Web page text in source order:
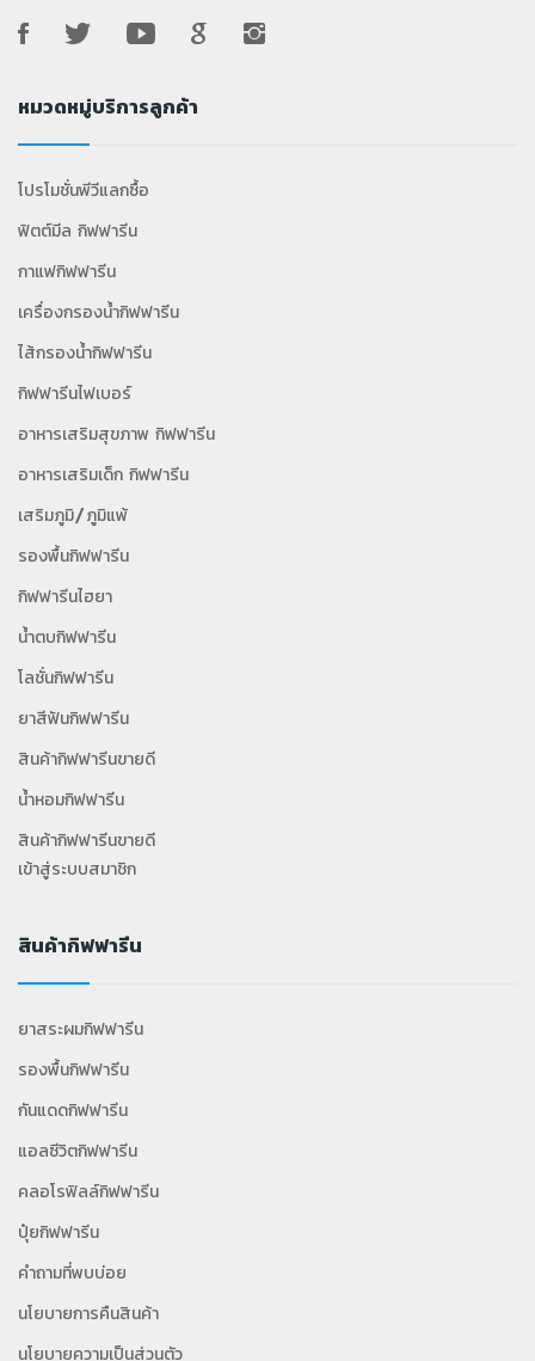
หมวดหมู่บริการลูกค้า
โปรโมชั่นพีวีแลกซื้อ
ฟิตต์มีล กิฟฟารีน
กาแฟกิฟฟารีน
เครื่องกรองน้ำกิฟฟารีน
ไส้กรองน้ำกิฟฟารีน
กิฟฟารีนไฟเบอร์
อาหารเสริมสุขภาพ กิฟฟารีน
อาหารเสริมเด็ก กิฟฟารีน
เสริมภูมิ/ภูมิแพ้
รองพื้นกิฟฟารีน
กิฟฟารีนไฮยา
น้ำตบกิฟฟารีน
โลชั่นกิฟฟารีน
ยาสีฟันกิฟฟารีน
สินค้ากิฟฟารีนขายดี
น้ำหอมกิฟฟารีน
สินค้ากิฟฟารีนขายดี
เข้าสู่ระบบสมาชิก
สินค้ากิฟฟารีน
ยาสระผมกิฟฟารีน
รองพื้นกิฟฟารีน
กันแดดกิฟฟารีน
แอลซีวิตกิฟฟารีน
คลอโรฟิลล์กิฟฟารีน
ปุ๋ยกิฟฟารีน
คำถามที่พบบ่อย
นโยบายการคืนสินค้า
นโยบายความเป็นส่วนตัว